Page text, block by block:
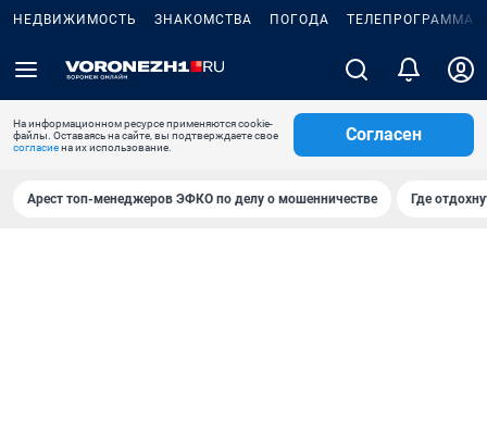
НЕДВИЖИМОСТЬ ЗНАКОМСТВА ПОГОДА ТЕЛЕПРОГРАММА
На информационном ресурсе применяются cookie-
файлы. Оставаясь на сайте, вы подтверждаете свое
согласиена их использование.
Согласен
Арест топ-менеджеров ЭФКО по делу о мошенничестве Где